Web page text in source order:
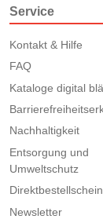
Service
Kontakt & Hilfe
FAQ
Kataloge digital
Nachhaltigkeit
Entsorgung und
Umweltschutz
Direktbestellschein
Newsletter